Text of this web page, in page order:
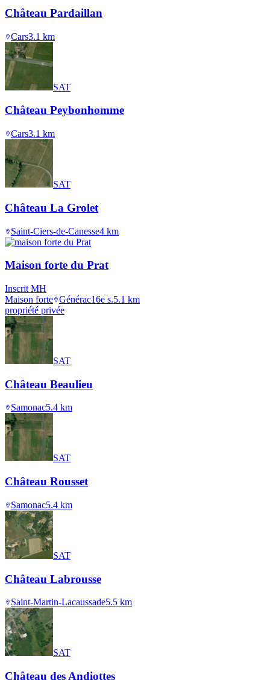
Château Pardaillan
Cars3.1 km
SAT
Château Peybonhomme
Cars3.1 km
SAT
Château La Grolet
Saint-Ciers-de-Canesse4 km
Maison forte du Prat
Inscrit MH
Maison forte Générac16e s.5.1 km
propriété privée
SAT
Château Beaulieu
Samonac5.4 km
SAT
Château Rousset
Samonac5.4 km
SAT
Château Labrousse
Saint-Martin-Lacaussade5.5 km
SAT
Château des Andiottes